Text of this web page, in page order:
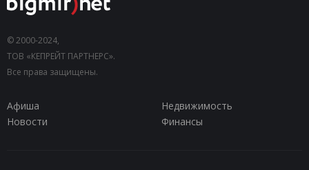
© 2000-2024,
ТОВ «КЕПРЕЙТ ПАРТНЕРС».
Все права защищены.
Афиша
Недвижимость
Новости
Финансы